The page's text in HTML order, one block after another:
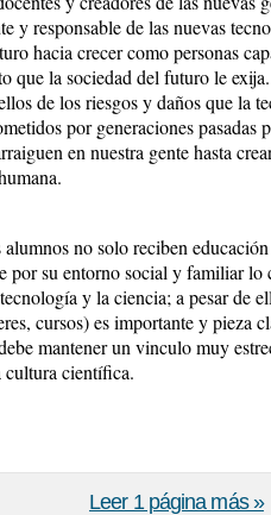
y responsable de las nuevas
hacia crecer como personas
que la sociedad del futuro le
de los riesgos y daños que la
por generaciones pasadas
en nuestra gente hasta
no solo reciben
por su entorno social y familiar lo
y la ciencia; a pesar de
cursos) es importante y pieza
mantener un vinculo muy
cultura científica.
Leer 1 página más »